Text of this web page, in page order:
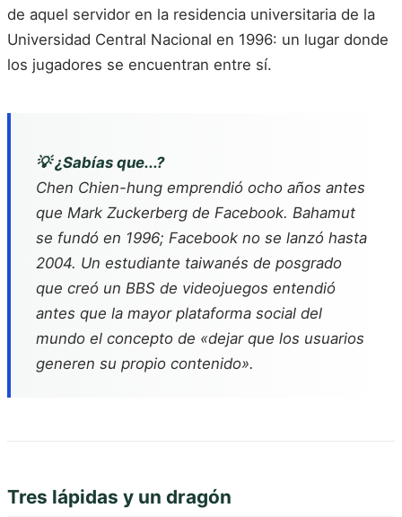
de aquel servidor en la residencia universitaria de la
Universidad Central Nacional en 1996: un lugar donde
los jugadores se encuentran entre sí.
💡 ¿Sabías que...?
Chen Chien-hung emprendió ocho años antes
que Mark Zuckerberg de Facebook. Bahamut
se fundó en 1996; Facebook no se lanzó hasta
2004. Un estudiante taiwanés de posgrado
que creó un BBS de videojuegos entendió
antes que la mayor plataforma social del
mundo el concepto de «dejar que los usuarios
generen su propio contenido».
Tres lápidas y un dragón